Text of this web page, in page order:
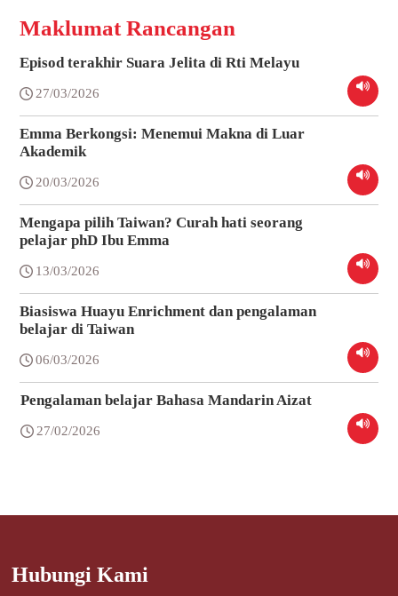
Maklumat Rancangan
Episod terakhir Suara Jelita di Rti Melayu
27/03/2026
Emma Berkongsi: Menemui Makna di Luar
Akademik
20/03/2026
Mengapa pilih Taiwan? Curah hati seorang
pelajar phD Ibu Emma
13/03/2026
Biasiswa Huayu Enrichment dan pengalaman
belajar di Taiwan
06/03/2026
Pengalaman belajar Bahasa Mandarin Aizat
27/02/2026
Hubungi Kami